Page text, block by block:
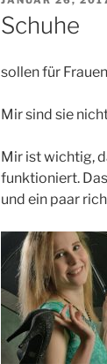
AM
Schuhe
sollen für
Mir sind sie
Mir ist wichtig,
funktioniert.
und ein paar